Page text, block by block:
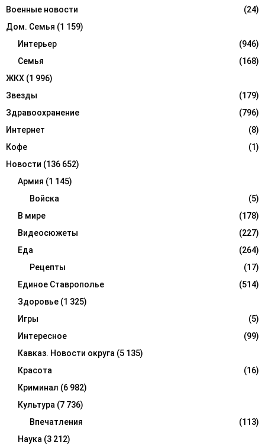
H
Военные новости
(24)
Дом. Семья (1 159)
Интерьер
(946)
Семья
(168)
ЖКХ (1 996)
Звезды
(179)
Здравоохранение
(796)
Интернет
(8)
Кофе
(1)
Новости (136 652)
Армия (1 145)
Войска
(5)
В мире
(178)
Видеосюжеты
(227)
Еда
(264)
Рецепты
(17)
Единое Ставрополье
(514)
Здоровье (1 325)
Игры
(5)
Интересное
(99)
Кавказ. Новости округа (5 135)
Красота
(16)
Криминал (6 982)
Культура (7 736)
Впечатления
(113)
Наука (3 212)